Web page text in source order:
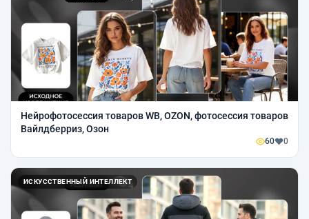
Нейрофотосессия товаров WB, OZON, фотосессия товаров
Вайлдберриз, Озон
60 0
ИСКУССТВЕННЫЙ ИНТЕЛЛЕКТ